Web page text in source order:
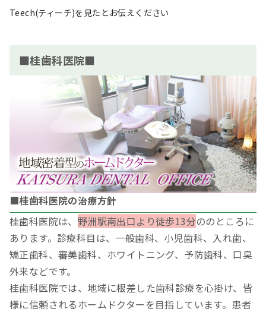
Teech(ティーチ)を見たとお伝えください
■桂歯科医院■
■桂歯科医院の治療方針
桂歯科医院は、 野洲駅南出口より徒歩13分ののところに
あります。診療科目は、一般歯科、小児歯科、入れ歯、
矯正歯科、審美歯科、ホワイトニング、予防歯科、口臭
外来などです。
桂歯科医院では、地域に根差した歯科診療を心掛け、皆
様に信頼されるホームドクターを目指しています。患者